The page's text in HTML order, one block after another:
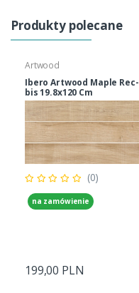
Produkty polecane
Artwood
Ibero Artwood Maple Rec-
bis 19.8x120 Cm
(0)
na zamówienie
199,00 PLN